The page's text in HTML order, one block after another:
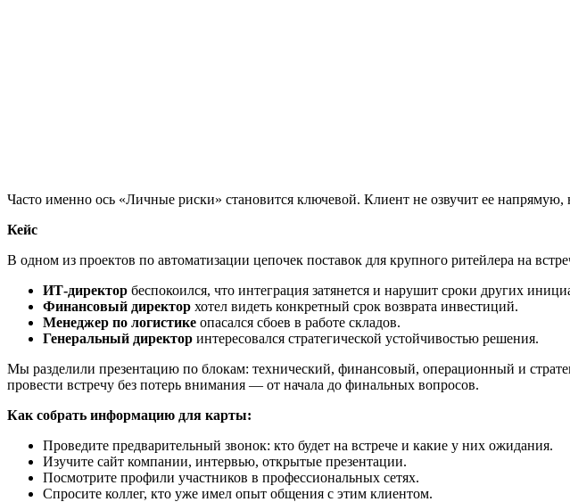
Часто именно ось «Личные риски» становится ключевой. Клиент не озвучит ее
Кейс
В одном из проектов по автоматизации цепочек поставок для крупного ритейлера на
ИТ‑директор беспокоился, что интеграция затянется и нарушит сроки других
Финансовый директор хотел видеть конкретный срок возврата инвестиций.
Менеджер по логистике опасался сбоев в работе складов.
Генеральный директор интересовался стратегической устойчивостью решения.
Мы разделили презентацию по блокам: технический, финансовый, операционный и
провести встречу без потерь внимания — от начала до финальных вопросов.
Как собрать информацию для карты:
Проведите предварительный звонок: кто будет на встрече и какие у них ожидания.
Изучите сайт компании, интервью, открытые презентации.
Посмотрите профили участников в профессиональных сетях.
Спросите коллег, кто уже имел опыт общения с этим клиентом.